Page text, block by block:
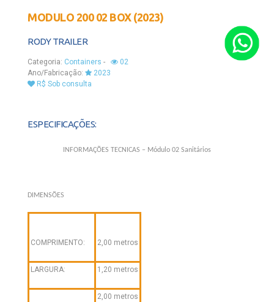
MODULO 200 02 BOX (2023)
RODY TRAILER
Categoria: Containers -
02
Ano/Fabricação:
2023
R$ Sob consulta
ESPECIFICAÇÕES:
INFORMAÇÕES TECNICAS – Módulo 02 Sanitários
DIMENSÕES
COMPRIMENTO: 2,00 metros
LARGURA: 1,20 metros
2,00 metros